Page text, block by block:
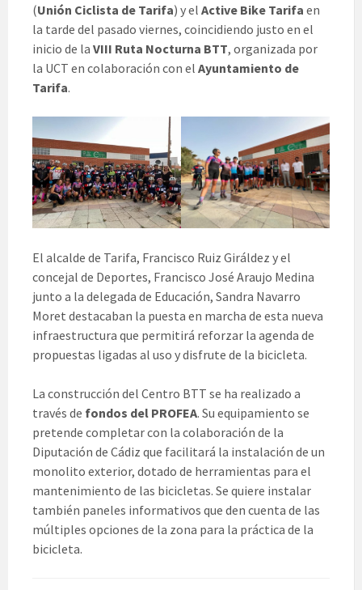
(Unión Ciclista de Tarifa) y el Active Bike Tarifa en
la tarde del pasado viernes, coincidiendo justo en el
inicio de la VIII Ruta Nocturna BTT, organizada por
la UCT en colaboración con el Ayuntamiento de
Tarifa.
El alcalde de Tarifa, Francisco Ruiz Giráldez y el
concejal de Deportes, Francisco José Araujo Medina
junto a la delegada de Educación, Sandra Navarro
Moret destacaban la puesta en marcha de esta nueva
infraestructura que permitirá reforzar la agenda de
propuestas ligadas al uso y disfrute de la bicicleta.
La construcción del Centro BTT se ha realizado a
través de fondos del PROFEA. Su equipamiento se
pretende completar con la colaboración de la
Diputación de Cádiz que facilitará la instalación de un
monolito exterior, dotado de herramientas para el
mantenimiento de las bicicletas. Se quiere instalar
también paneles informativos que den cuenta de las
múltiples opciones de la zona para la práctica de la
bicicleta.